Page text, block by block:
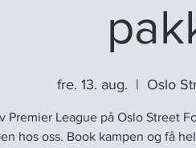
fre. 13. aug.
  |
Oslo
Premier League på Oslo Street
hos oss. Book kampen og få